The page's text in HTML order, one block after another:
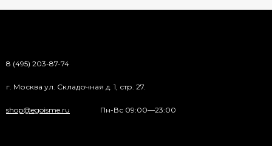
8 (495) 203-87-74
г. Москва ул. Складочная д. 1, стр. 27.
shop@egoisme.ru Пн-Вс 09:00—23:00